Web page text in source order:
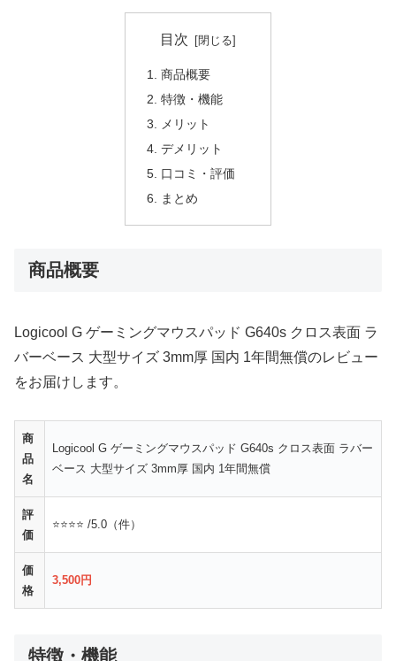
目次
商品概要
特徴・機能
メリット
デメリット
口コミ・評価
まとめ
商品概要
Logicool G ゲーミングマウスパッド G640s クロス表面 ラ
バーベース 大型サイズ 3mm厚 国内 1年間無償のレビュー
をお届けします。
商
品
名
Logicool G ゲーミングマウスパッド G640s クロス表面 ラバー
ベース 大型サイズ 3mm厚 国内 1年間無償
評
価
⭐⭐⭐⭐ /5.0（件）
価
格
3,500円
特徴・機能